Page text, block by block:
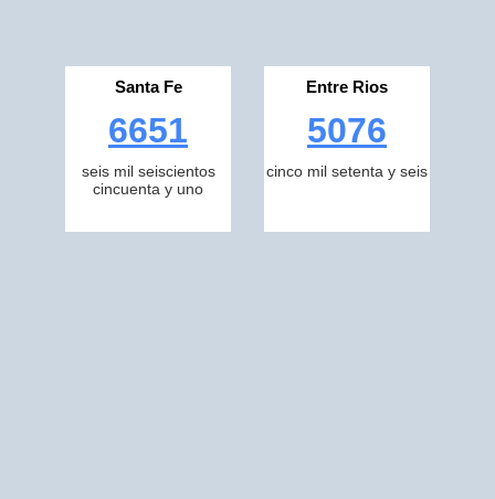
Santa Fe
6651
seis mil seiscientos
cincuenta y uno
Entre Rios
5076
cinco mil setenta y seis